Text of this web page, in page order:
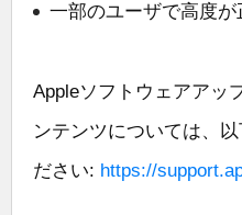
一部のユーザで高度
Appleソフトウェアアッ
ンテンツについては、
ださい: https://